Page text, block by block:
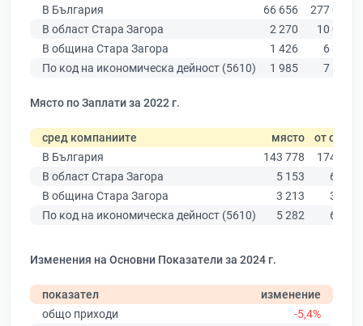
В България
66 656
277 019
В област Стара Загора
2 270
10 079
В община Стара Загора
1 426
6 309
По код на икономическа дейност (5610)
1 985 7 842
Място по Заплати за 2022 г.
сред компаниите място
от общо
В България
143 778
174 403
В област Стара Загора
5 153
6 394
В община Стара Загора
3 213
3 960
По код на икономическа дейност (5610)
5 282 6 522
Изменения на Основни Показатели за 2024 г.
показател
изменение
общо приходи
-5,4%